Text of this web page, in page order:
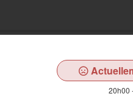
20h00